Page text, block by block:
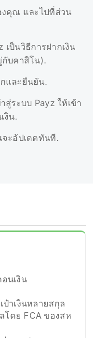
คุณ และไปที่ส่วน
เป็นวิธีการฝากเงิน
บคาสิโน).
และยืนยัน.
ระบบ Payz ให้เข้า
งิน.
ะอัปเดตทันที.
นเงิน
ป๋าเงินหลายสกุล
โดย FCA ของสห